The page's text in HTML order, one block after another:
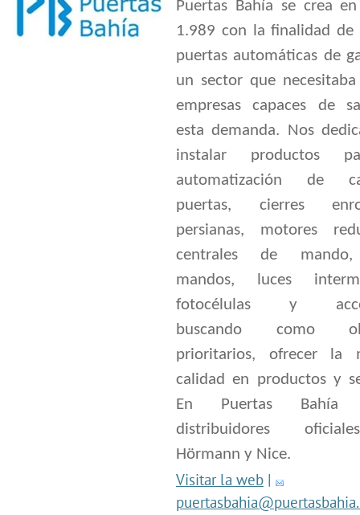
Puertas Bahía se crea
1.989 con la finalidad de
puertas automáticas de
un sector que necesitaba
empresas capaces de
esta demanda. Nos
instalar productos
automatización de
puertas, cierres
persianas, motores
centrales de
mandos, luces
fotocélulas y
buscando como
prioritarios, ofrecer la
calidad en productos y
En Puertas Bahía
distribuidores
Hörmann y Nice.
Visitar la web |